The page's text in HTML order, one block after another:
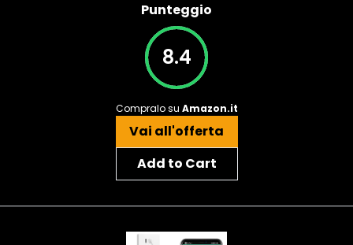
Punteggio
8.4
Compralo su Amazon.it
Vai all'offerta
Add to Cart